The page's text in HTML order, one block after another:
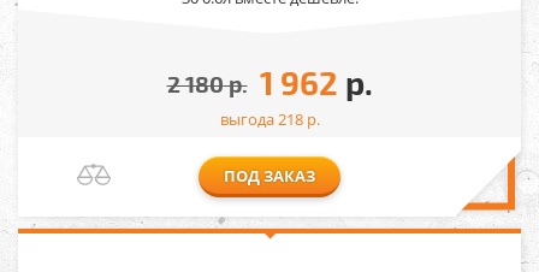
2 180р. 1 962 р.
выгода 218р.
ПОД ЗАКАЗ